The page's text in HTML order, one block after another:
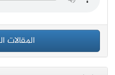
المقالات